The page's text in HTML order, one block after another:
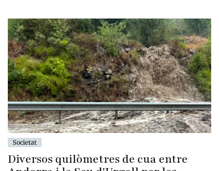
Societat
Diversos quilòmetres de cua entre